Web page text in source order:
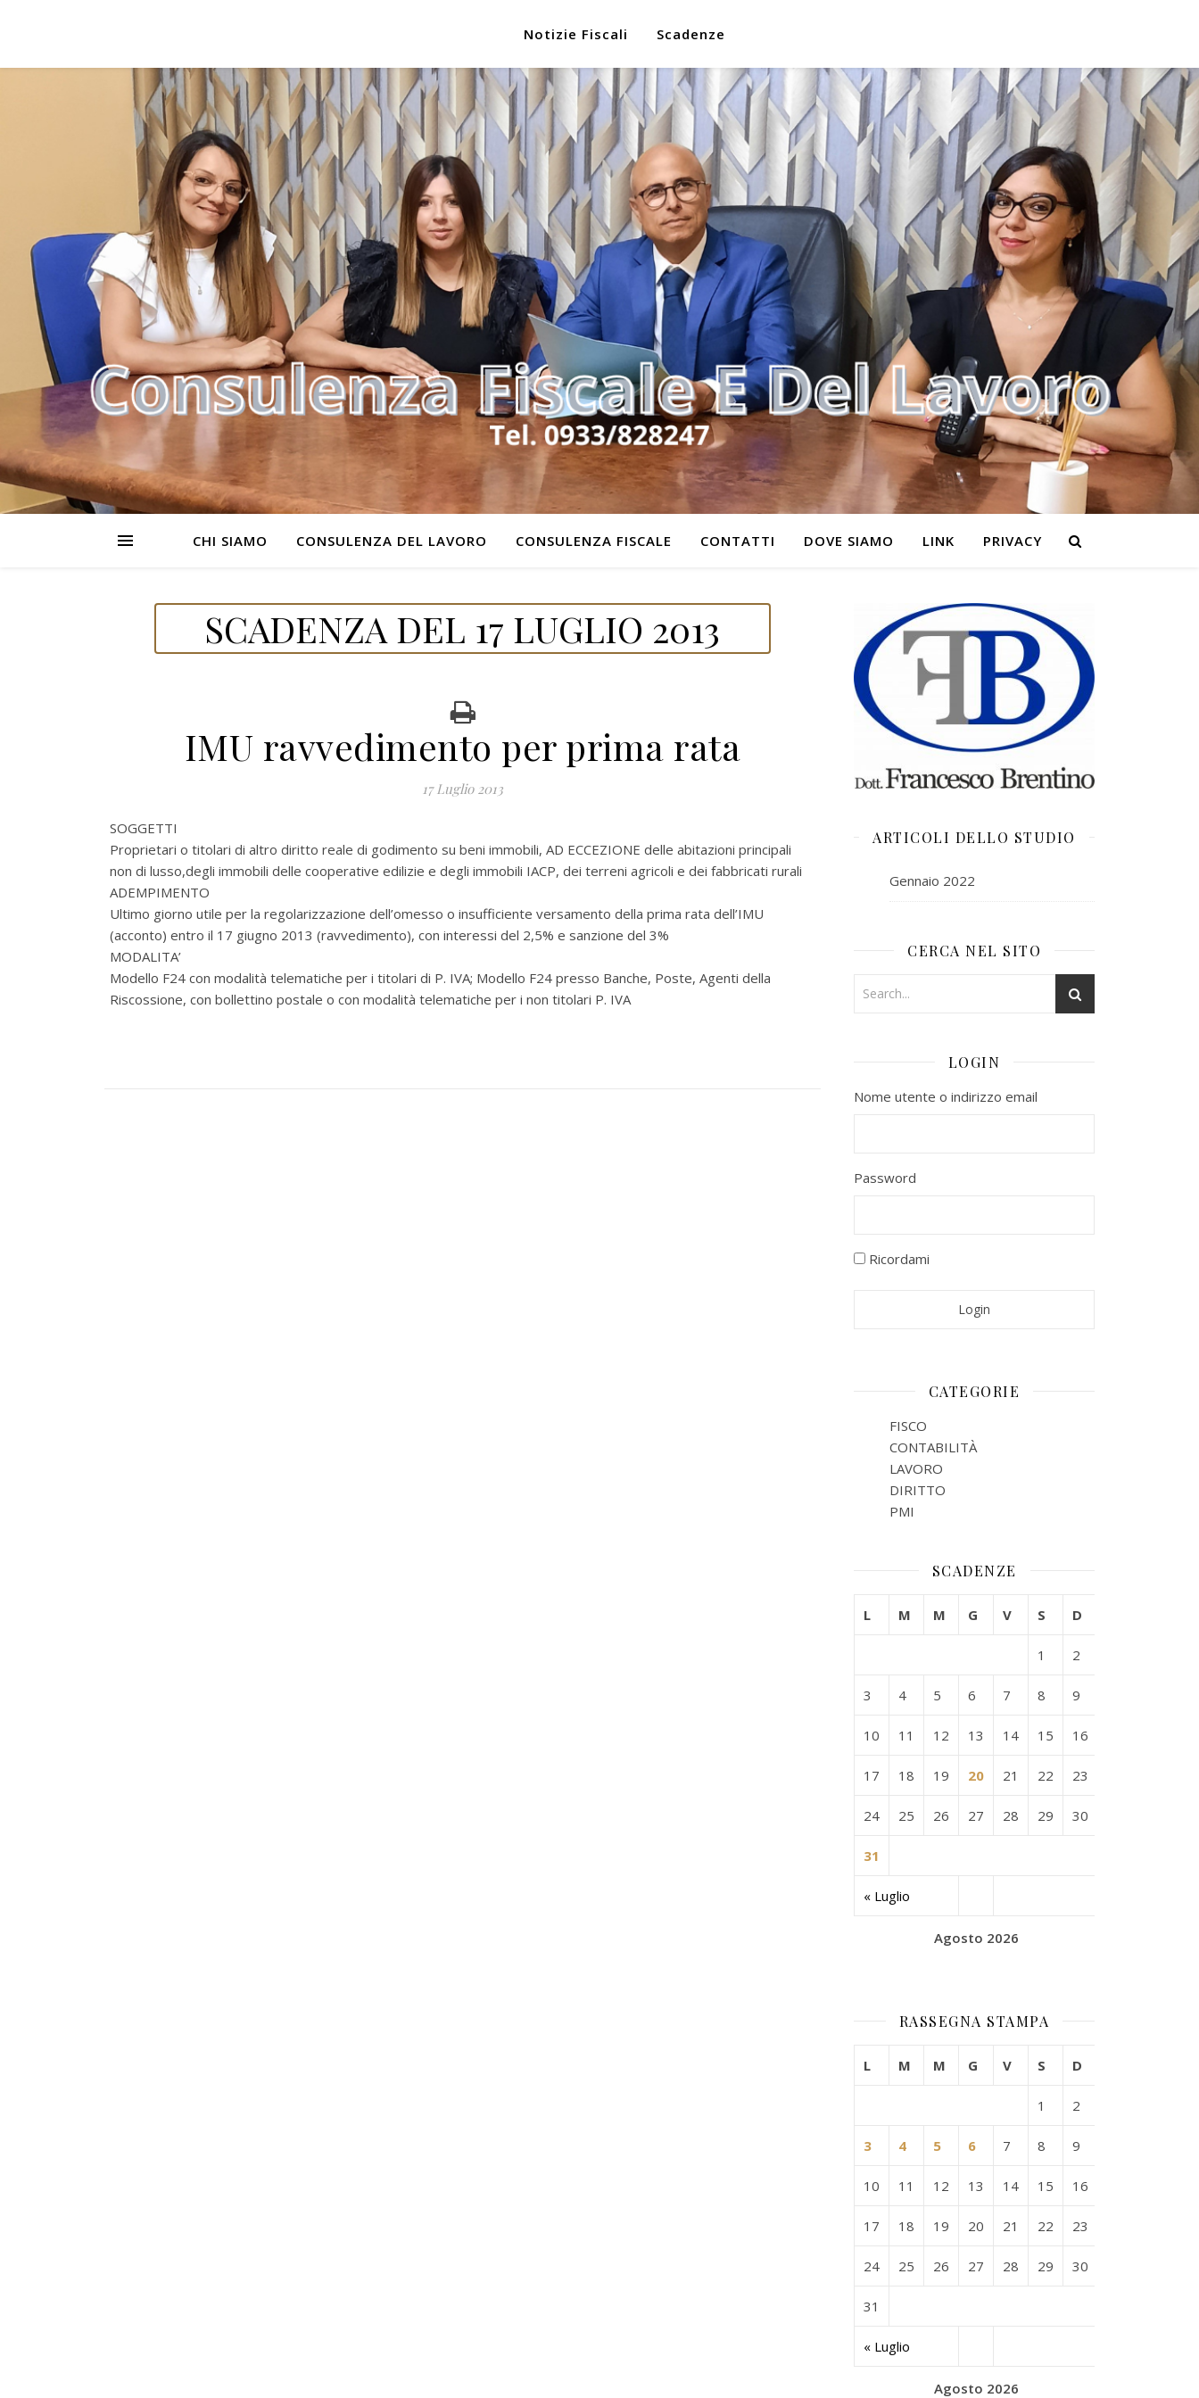
Notizie Fiscali Scadenze
CHI SIAMO CONSULENZA DEL LAVORO CONSULENZA FISCALE CONTATTI DOVE SIAMO LINK PRIVACY
SCADENZA DEL 17 LUGLIO 2013
IMU ravvedimento per prima rata
17 Luglio 2013
SOGGETTI
Proprietari o titolari di altro diritto reale di godimento su beni immobili, AD ECCEZIONE delle abitazioni principali
non di lusso,degli immobili delle cooperative edilizie e degli immobili IACP, dei terreni agricoli e dei fabbricati rurali
ADEMPIMENTO
Ultimo giorno utile per la regolarizzazione dell’omesso o insufficiente versamento della prima rata dell’IMU
(acconto) entro il 17 giugno 2013 (ravvedimento), con interessi del 2,5% e sanzione del 3%
MODALITA’
Modello F24 con modalità telematiche per i titolari di P. IVA; Modello F24 presso Banche, Poste, Agenti della
Riscossione, con bollettino postale o con modalità telematiche per i non titolari P. IVA
ARTICOLI DELLO STUDIO
Gennaio 2022
CERCA NEL SITO
LOGIN
Nome utente o indirizzo email
Password
Ricordami
CATEGORIE
FISCO
CONTABILITÀ
LAVORO
DIRITTO
PMI
SCADENZE
Agosto 2026
L M M G V S D
« Luglio
1 2
3 4 5 6 7 8 9
10 11 12 13 14 15 16
17 18 19 20 21 22 23
24 25 26 27 28 29 30
31
RASSEGNA STAMPA
Agosto 2026
L M M G V S D
« Luglio
1 2
3 4 5 6 7 8 9
10 11 12 13 14 15 16
17 18 19 20 21 22 23
24 25 26 27 28 29 30
31